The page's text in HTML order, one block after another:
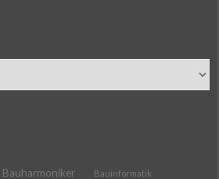
Bauharmoniker Bauinformatik